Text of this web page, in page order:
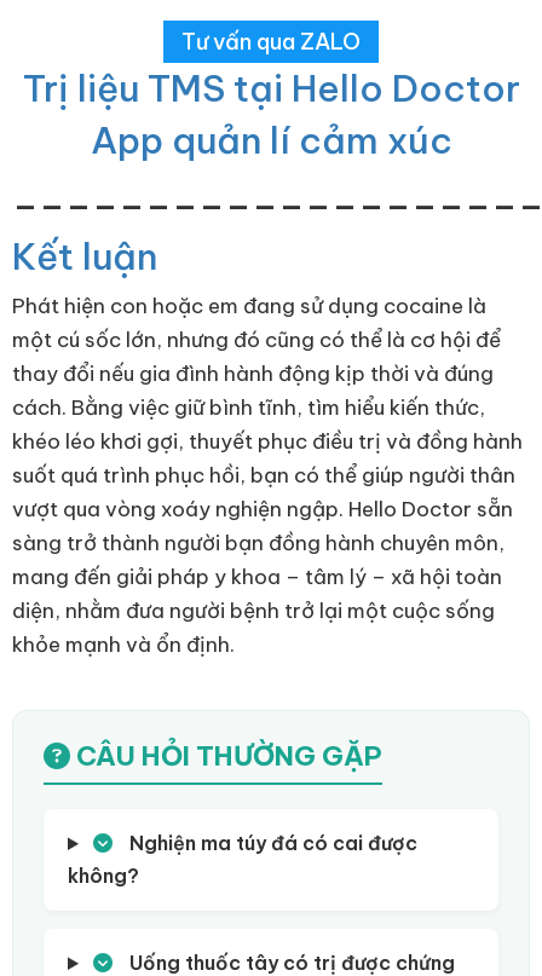
Tư vấn qua ZALO
Trị liệu TMS tại Hello Doctor
App quản lí cảm xúc
Kết luận
Phát hiện con hoặc em đang sử dụng cocaine là
một cú sốc lớn, nhưng đó cũng có thể là cơ hội để
thay đổi nếu gia đình hành động kịp thời và đúng
cách. Bằng việc giữ bình tĩnh, tìm hiểu kiến thức,
khéo léo khơi gợi, thuyết phục điều trị và đồng hành
suốt quá trình phục hồi, bạn có thể giúp người thân
vượt qua vòng xoáy nghiện ngập. Hello Doctor sẵn
sàng trở thành người bạn đồng hành chuyên môn,
mang đến giải pháp y khoa – tâm lý – xã hội toàn
diện, nhằm đưa người bệnh trở lại một cuộc sống
khỏe mạnh và ổn định.
CÂU HỎI THƯỜNG GẶP
Nghiện ma túy đá có cai được
không?
Uống thuốc tây có trị được chứng